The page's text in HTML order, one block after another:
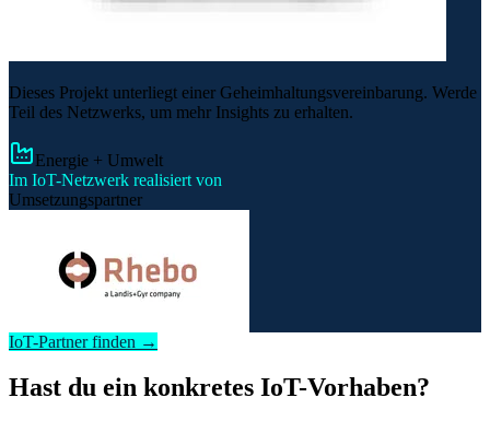
Dieses Projekt unterliegt einer Geheimhaltungsvereinbarung. Werde
Teil des Netzwerks, um mehr Insights zu erhalten.
Energie + Umwelt
Im IoT-Netzwerk realisiert von
Umsetzungspartner
IoT-Partner finden →
Hast du ein konkretes IoT-Vorhaben?